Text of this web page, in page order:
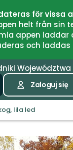
för vissa
helt från sin
appen
och laddas
Województwa
Zaloguj się
lila led